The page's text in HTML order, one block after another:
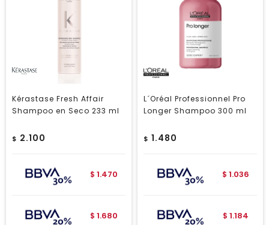
Kérastase Fresh Affair
Shampoo en Seco 233 ml
$ 2.100
$ 1.470
$ 1.680
L´Oréal Professionnel Pro
Longer Shampoo 300 ml
$ 1.480
$ 1.036
$ 1.184